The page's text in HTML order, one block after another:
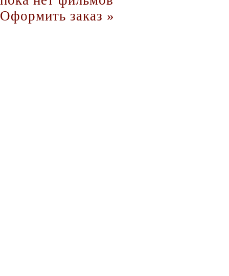
Оформить заказ »